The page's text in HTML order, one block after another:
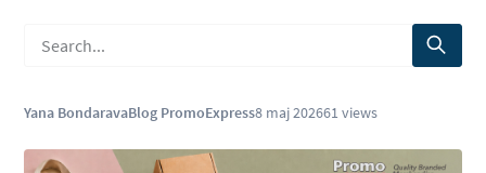
Yana BondaravaBlog PromoExpress8 maj 202661 views